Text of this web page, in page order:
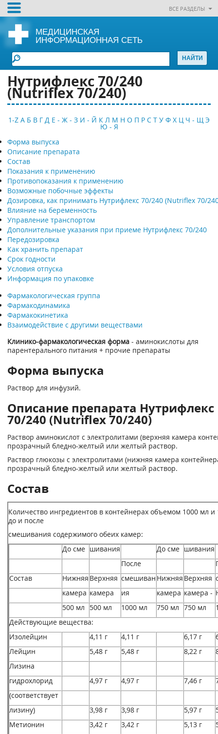
ВСЕ РАЗДЕЛЫ
МЕДИЦИНСКАЯ
ИНФОРМАЦИОННАЯ СЕТЬ
Нутрифлекс 70/240
(Nutriflex 70/240)
1-Z А Б В Г Д Е - Ж - З И - Й К Л М Н О П Р С Т У Ф Х Ц Ч - Щ Э
Ю - Я
Форма выпуска
Описание препарата
Состав
Показания к применению
Противопоказания к применению
Возможные побочные эффекты
Дозировка, как принимать Нутрифлекс 70/240 (Nutriflex 70/
Влияние на беременность
Управление транспортом
Дополнительные указания при приеме Нутрифлекс 70/240
Передозировка
Как хранить препарат
Срок годности
Условия отпуска
Информация по упаковке
Фармакологическая группа
Фармакодинамика
Фармакокинетика
Взаимодействие с другими веществами
Клинико-фармакологическая форма - аминокислоты для
парентерального питания + прочие препараты
Форма выпуска
Раствор для инфузий.
Описание препарата Нутрифлекс
70/240 (Nutriflex 70/240)
Раствор аминокислот с электролитами (верхняя камера
прозрачный бледно-желтый или желтый раствор.
Раствор глюкозы с электролитами (нижняя камера
прозрачный бледно-желтый или желтый раствор.
Состав
Количество ингредиентов в контейнерах объемом 1000 мл и
до и после
смешивания содержимого обеих камер:
До сме шивания До сме шивания
После
Состав
Нижняя Верхняя смешиван Нижняя Верхняя
камера камера ия камера камера -
500 мл
500 мл 1000 мл 750 мл 750 мл
Действующие вещества:
Изолейцин
4,11 г 4,11 г 6,17 г
Лейцин
5,48 г 5,48 г 8,22 г
Лизина
гидрохлорид
4,97 г 4,97 г 7,46 г
(соответствует
лизину)
3,98 г 3,98 г 5,97 г
Метионин
3,42 г 3,42 г 5,13 г